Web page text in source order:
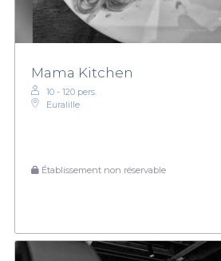
Mama Kitchen
10 - 120 pers.
Euralille
Établissement non réservable